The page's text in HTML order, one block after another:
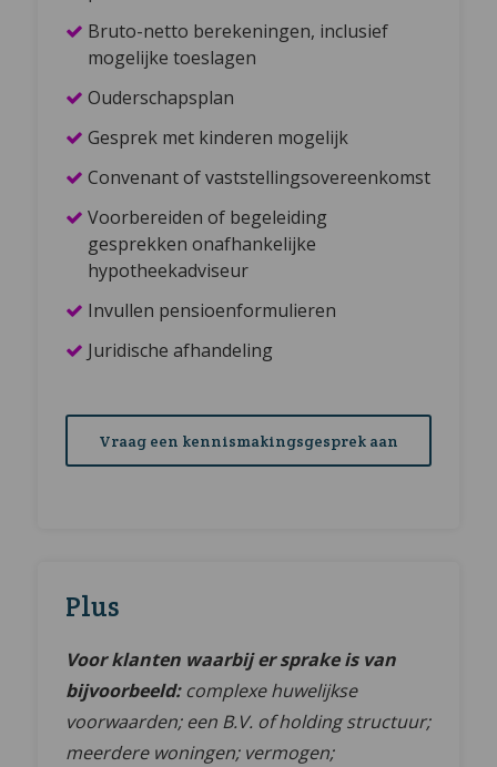
Bruto-netto berekeningen, inclusief
mogelijke toeslagen
Ouderschapsplan
Gesprek met kinderen mogelijk
Convenant of vaststellingsovereenkomst
Voorbereiden of begeleiding
gesprekken onafhankelijke
hypotheekadviseur
Invullen pensioenformulieren
Juridische afhandeling
Vraag een kennismakingsgesprek aan
Plus
Voor klanten waarbij er sprake is van
bijvoorbeeld: complexe huwelijkse
voorwaarden; een B.V. of holding structuur;
meerdere woningen; vermogen;